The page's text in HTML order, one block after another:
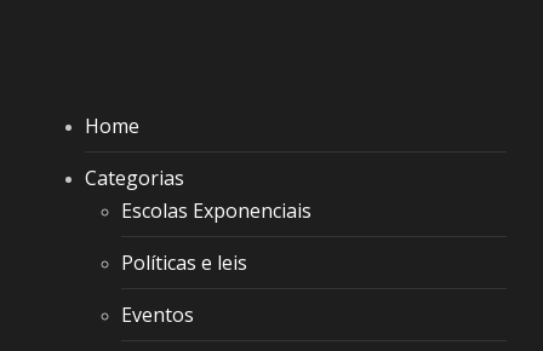
Home
Categorias
Escolas Exponenciais
Políticas e leis
Eventos